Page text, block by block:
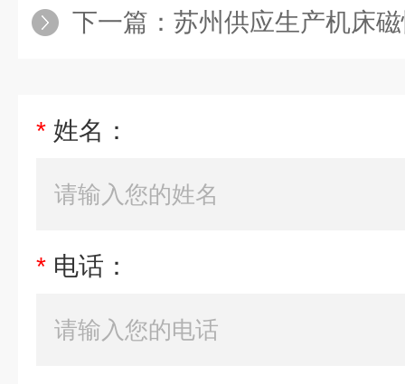
下一篇： 苏州供应生产机床
* 姓名：
* 电话：